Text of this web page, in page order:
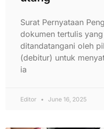
Surat Pernyataan
dokumen tertulis
ditandatangani oleh
(debitur) untuk
ia
Editor June 16, 2025